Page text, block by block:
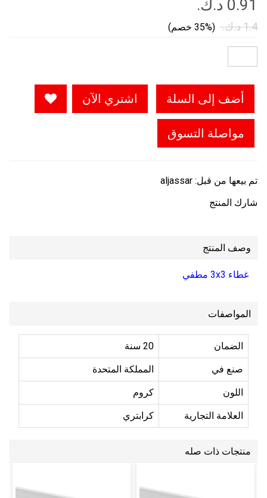
(35% خصم)
أضف إلى السلة اشتري الآن
مواصلة التسوق
تم بيعها من قبل: aljassar
شارك المنتج
وصف المنتج
غطاء 3x3 مطفي
المواصفات
الضمان 20 سنة
صنع في المملكة المتحدة
اللون كروم
العلامة التجارية كرابتري
منتجات ذات صله